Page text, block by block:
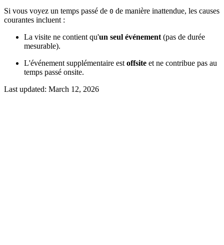
Si vous voyez un temps passé de 0 de manière inattendue, les causes
courantes incluent :
La visite ne contient qu'un seul événement (pas de durée
mesurable).
L'événement supplémentaire est offsite et ne contribue pas au
temps passé onsite.
Last updated: March 12, 2026